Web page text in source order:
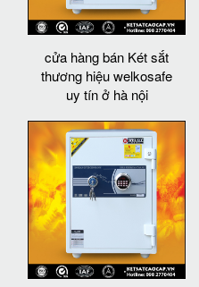
cửa hàng bán Két sắt
thương hiệu welkosafe
uy tín ở hà nội